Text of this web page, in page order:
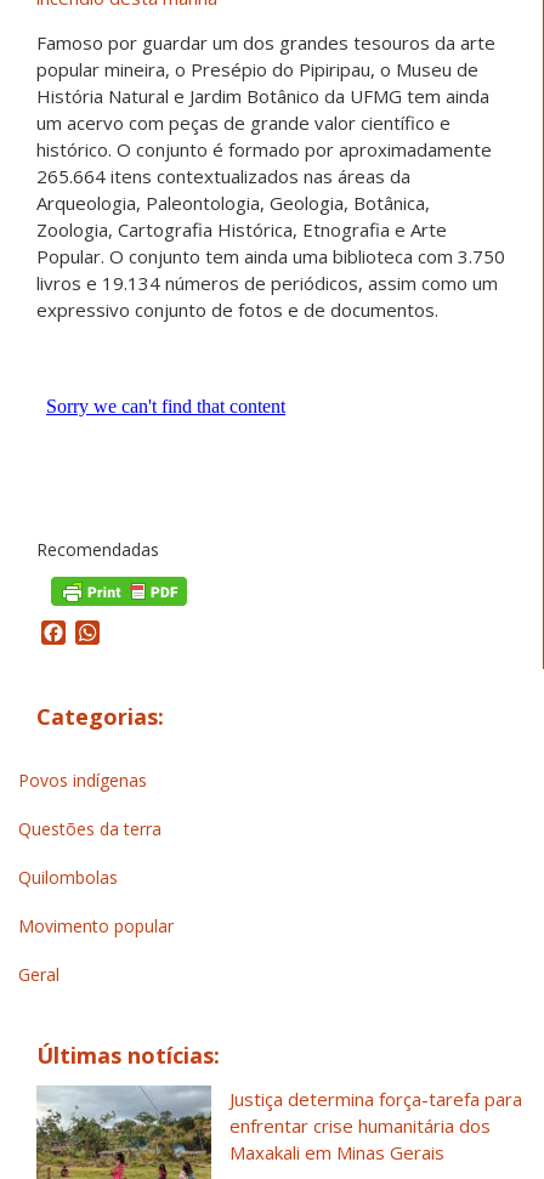
Famoso por guardar um dos grandes tesouros da arte
popular mineira, o Presépio do Pipiripau, o Museu de
História Natural e Jardim Botânico da UFMG tem ainda
um acervo com peças de grande valor científico e
histórico. O conjunto é formado por aproximadamente
265.664 itens contextualizados nas áreas da
Arqueologia, Paleontologia, Geologia, Botânica,
Zoologia, Cartografia Histórica, Etnografia e Arte
Popular. O conjunto tem ainda uma biblioteca com 3.750
livros e 19.134 números de periódicos, assim como um
expressivo conjunto de fotos e de documentos.
Recomendadas
Facebook
Categorias:
Povos indígenas
Questões da terra
Quilombolas
Movimento popular
Geral
Últimas notícias:
Justiça determina força-tarefa para
enfrentar crise humanitária dos
Maxakali em Minas Gerais